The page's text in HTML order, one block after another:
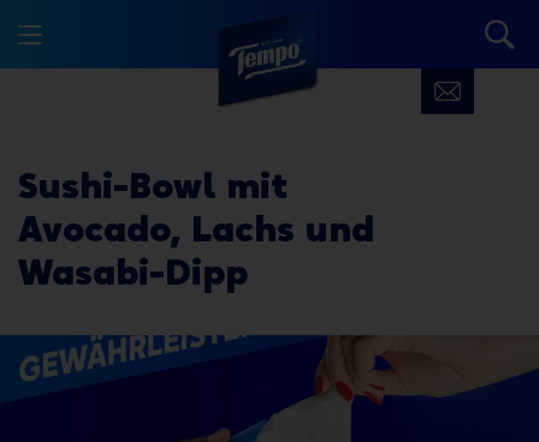
Sushi-Bowl mit
Avocado, Lachs und
Wasabi-Dipp